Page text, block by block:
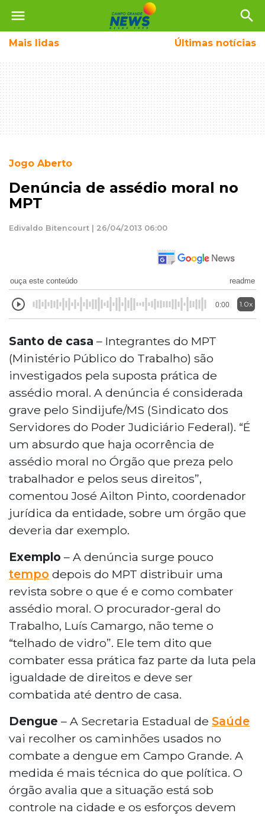
menu search
Mais lidas Últimas notícias
Jogo Aberto
Denúncia de assédio moral no
MPT
Edivaldo Bitencourt | 26/04/2013 06:00
ouça este conteúdo readme
0:00 1.0x
Santo de casa – Integrantes do MPT
(Ministério Público do Trabalho) são
investigados pela suposta prática de
assédio moral. A denúncia é considerada
grave pelo Sindijufe/MS (Sindicato dos
Servidores do Poder Judiciário Federal). “É
um absurdo que haja ocorrência de
assédio moral no Órgão que preza pelo
trabalhador e pelos seus direitos”,
comentou José Ailton Pinto, coordenador
jurídica da entidade, sobre um órgão que
deveria dar exemplo.
Exemplo – A denúncia surge pouco
tempo depois do MPT distribuir uma
revista sobre o que é e como combater
assédio moral. O procurador-geral do
Trabalho, Luís Camargo, não teme o
“telhado de vidro”. Ele tem dito que
combater essa prática faz parte da luta pela
igualdade de direitos e deve ser
combatida até dentro de casa.
Dengue – A Secretaria Estadual de Saúde
vai recolher os caminhões usados no
combate a dengue em Campo Grande. A
medida é mais técnica do que política. O
órgão avalia que a situação está sob
controle na cidade e os esforços devem